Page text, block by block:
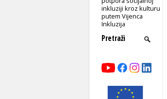
inkluziji kroz kulturu
putem Vijenca
Inkluzija